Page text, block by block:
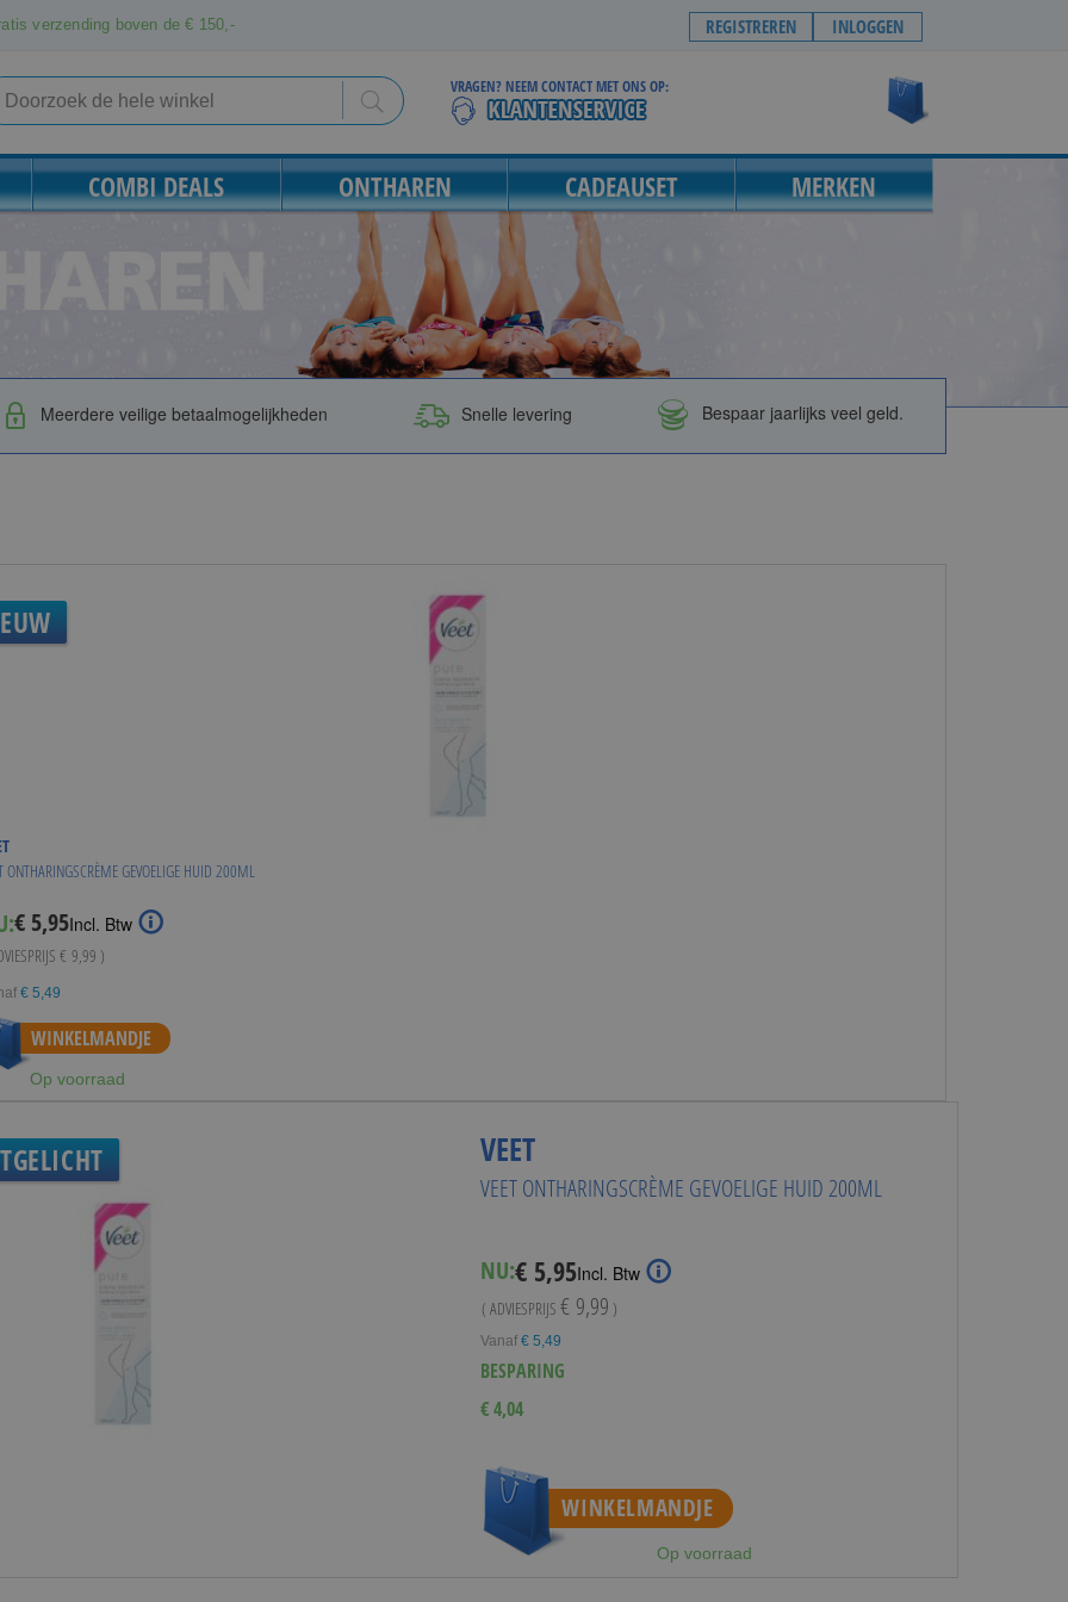
verzending boven de € 150,- REGISTREREN INLOGGEN
Search
VRAGEN? NEEM CONTACT MET ONS OP:
COMBI DEALS ONTHAREN CADEAUSET MERKEN
Meerdere veilige betaalmogelijkheden Snelle levering Bespaar jaarlijks veel geld.
ONTHARINGSCRÈME GEVOELIGE HUID 200ML
Special
Price
€ 5,95Incl. Btw
€ 9,99 )
€ 5,49
WINKELMANDJE
Op voorraad
VEET
VEET ONTHARINGSCRÈME GEVOELIGE HUID 200ML
NU:Special
Price
€ 5,95Incl. Btw
( ADVIESPRIJS€ 9,99 )
Vanaf € 5,49
BESPARING
€ 4,04
WINKELMANDJE
Op voorraad